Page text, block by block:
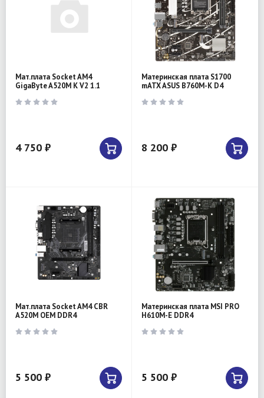
Мат.плата Socket AM4
GigaByte A520M K V2 1.1
4 750 ₽
Материнская плата S1700
mATX ASUS B760M-K D4
8 200 ₽
Мат.плата Socket AM4 CBR
A520M OEM DDR4
5 500 ₽
Материнская плата MSI PRO
H610M-E DDR4
5 500 ₽